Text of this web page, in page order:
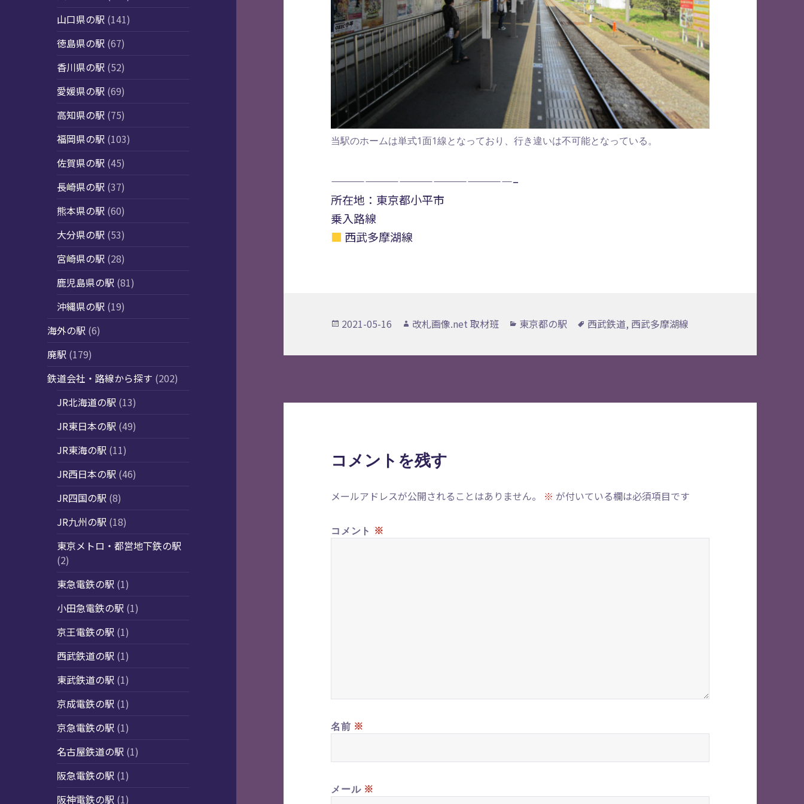
山口県の駅 (141)
徳島県の駅 (67)
香川県の駅 (52)
愛媛県の駅 (69)
高知県の駅 (75)
福岡県の駅 (103)
佐賀県の駅 (45)
長崎県の駅 (37)
熊本県の駅 (60)
大分県の駅 (53)
宮崎県の駅 (28)
鹿児島県の駅 (81)
沖縄県の駅 (19)
海外の駅 (6)
廃駅 (179)
鉄道会社・路線から探す (202)
JR北海道の駅 (13)
JR東日本の駅 (49)
JR東海の駅 (11)
JR西日本の駅 (46)
JR四国の駅 (8)
JR九州の駅 (18)
東京メトロ・都営地下鉄の駅
(2)
東急電鉄の駅 (1)
小田急電鉄の駅 (1)
京王電鉄の駅 (1)
西武鉄道の駅 (1)
東武鉄道の駅 (1)
京成電鉄の駅 (1)
京急電鉄の駅 (1)
名古屋鉄道の駅 (1)
阪急電鉄の駅 (1)
阪神電鉄の駅 (1)
当駅のホームは単式1面1線となっており、行き違いは不可能となっている。
————————————————–
所在地：東京都小平市
乗入路線
■ 西武多摩湖線
投
日:
2021-05-16
作
者
改札画像.net 取材班
カ
ゴ
東京都の駅
タ
西武鉄道, 西武多摩湖線
コメントを残す
メールアドレスが公開されることはありません。 ※ が付いている欄は必須項目です
コメント ※
名前 ※
メール ※